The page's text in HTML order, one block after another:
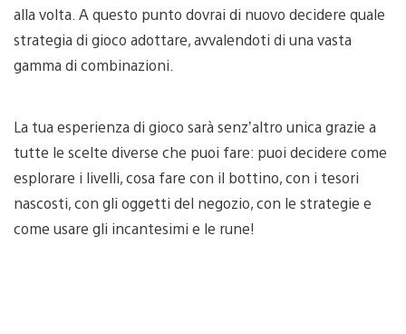
alla volta. A questo punto dovrai di nuovo decidere quale
strategia di gioco adottare, avvalendoti di una vasta
gamma di combinazioni.
La tua esperienza di gioco sarà senz’altro unica grazie a
tutte le scelte diverse che puoi fare: puoi decidere come
esplorare i livelli, cosa fare con il bottino, con i tesori
nascosti, con gli oggetti del negozio, con le strategie e
come usare gli incantesimi e le rune!